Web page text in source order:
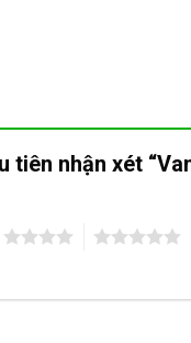
tiên nhận xét